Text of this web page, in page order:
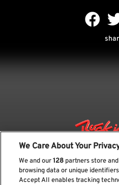
We Care About Your
We and our128 partners store
browsing data or unique
Accept All enables tracking